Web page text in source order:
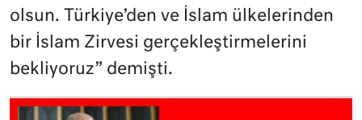
olsun. Türkiye’den ve İslam ülkelerinden
bir İslam Zirvesi gerçekleştirmelerini
bekliyoruz” demişti.